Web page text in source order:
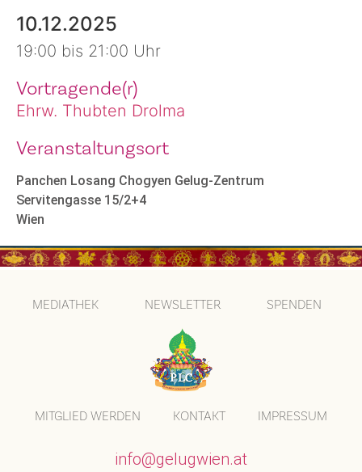
10.12.2025
19:00 bis 21:00 Uhr
Vortragende(r)
Ehrw. Thubten Drolma
Veranstaltungsort
Panchen Losang Chogyen Gelug-Zentrum
Servitengasse 15/2+4
Wien
MEDIATHEK NEWSLETTER SPENDEN
MITGLIED WERDEN KONTAKT IMPRESSUM
info@gelugwien.at